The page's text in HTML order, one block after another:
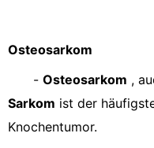
Osteosarkom
- Osteosarkom ,
Sarkom ist der
Knochentumor.